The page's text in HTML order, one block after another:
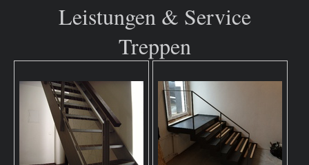
Leistungen & Service
Treppen